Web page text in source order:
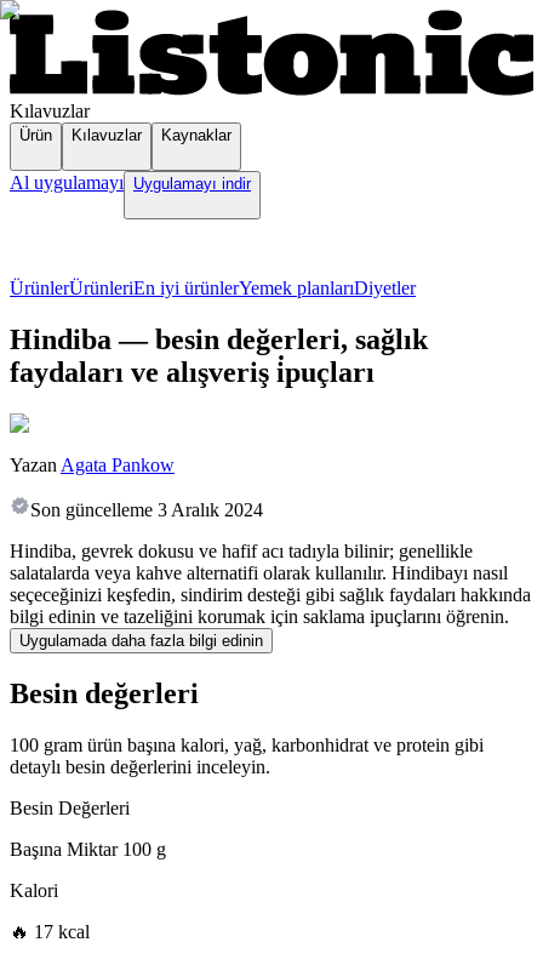
Kılavuzlar
Ürün Kılavuzlar Kaynaklar
Al uygulamayı Uygulamayı indir
ÜrünlerÜrünleriEn iyi ürünlerYemek planlarıDiyetler
Hindiba — besin değerleri, sağlık
faydaları ve alışveriş i̇puçları
Yazan Agata Pankow
Son güncelleme 3 Aralık 2024
Hindiba, gevrek dokusu ve hafif acı tadıyla bilinir; genellikle
salatalarda veya kahve alternatifi olarak kullanılır. Hindibayı nasıl
seçeceğinizi keşfedin, sindirim desteği gibi sağlık faydaları hakkında
bilgi edinin ve tazeliğini korumak için saklama ipuçlarını öğrenin.
Uygulamada daha fazla bilgi edinin
Besin değerleri
100 gram ürün başına kalori, yağ, karbonhidrat ve protein gibi
detaylı besin değerlerini inceleyin.
Besin Değerleri
Başına Miktar100 g
Kalori
🔥 17 kcal